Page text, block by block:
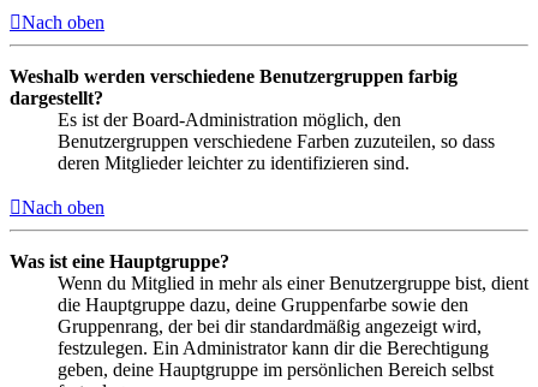
Nach oben
Weshalb werden verschiedene Benutzergruppen farbig
dargestellt?
Es ist der Board-Administration möglich, den
Benutzergruppen verschiedene Farben zuzuteilen, so dass
deren Mitglieder leichter zu identifizieren sind.
Nach oben
Was ist eine Hauptgruppe?
Wenn du Mitglied in mehr als einer Benutzergruppe bist, dient
die Hauptgruppe dazu, deine Gruppenfarbe sowie den
Gruppenrang, der bei dir standardmäßig angezeigt wird,
festzulegen. Ein Administrator kann dir die Berechtigung
geben, deine Hauptgruppe im persönlichen Bereich selbst